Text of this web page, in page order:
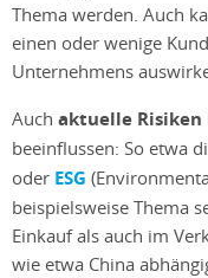
Thema werden. Auch
einen oder wenige
Unternehmens
Auch aktuelle Risiken
beeinflussen: So etwa
oder ESG
beispielsweise Thema
Einkauf als auch im
wie etwa China